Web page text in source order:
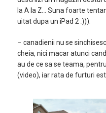
la A la Z… Suna foarte
uitat dupa un iPad 2 :))).
– canadienii nu se
cheia, nici macar atunci
au de ce sa se teama,
(video), iar rata de furturi